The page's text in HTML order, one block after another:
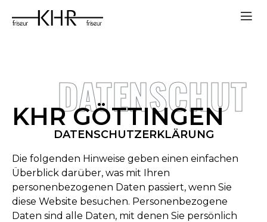
DATENSCHUT
KHR GÖTTINGEN
DATENSCHUTZERKLÄRUNG
Die folgenden Hinweise geben einen einfachen
Überblick darüber, was mit Ihren
personenbezogenen Daten passiert, wenn Sie
diese Website besuchen. Personenbezogene
Daten sind alle Daten, mit denen Sie persönlich